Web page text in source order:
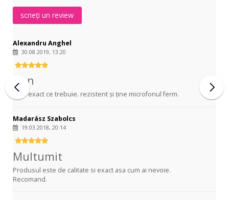
scrieți un review
Alexandru Anghel
30.08.2019, 13:20
Bun
Face exact ce trebuie. rezistent și ține microfonul ferm.
Madarász Szabolcs
19.03.2018, 20:14
Multumit
Produsul este de calitate si exact asa cum ai nevoie.
Recomand.